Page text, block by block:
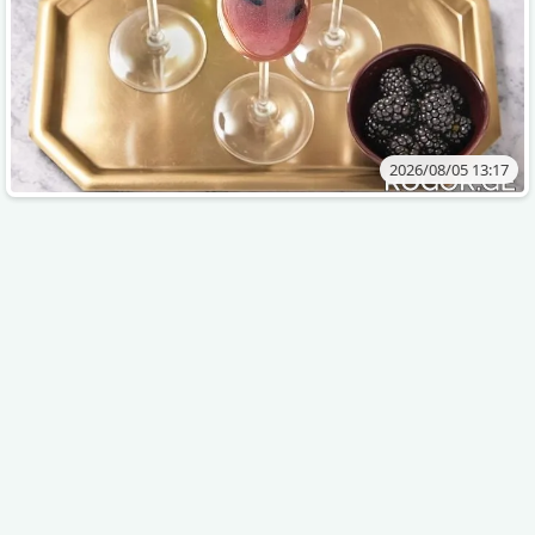
2026/08/05 13:17